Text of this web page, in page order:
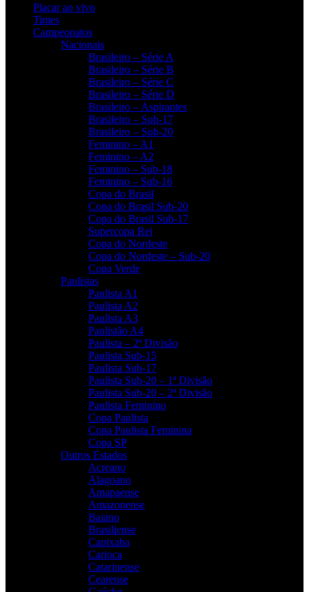
Placar ao vivo
Times
Campeonatos
Nacionais
Brasileiro – Série A
Brasileiro – Série B
Brasileiro – Série C
Brasileiro – Série D
Brasileiro – Aspirantes
Brasileiro – Sub-17
Brasileiro – Sub-20
Feminino – A1
Feminino – A2
Feminino – Sub-18
Feminino – Sub-16
Copa do Brasil
Copa do Brasil Sub-20
Copa do Brasil Sub-17
Supercopa Rei
Copa do Nordeste
Copa do Nordeste – Sub-20
Copa Verde
Paulistas
Paulista A1
Paulista A2
Paulista A3
Paulistão A4
Paulista – 2ª Divisão
Paulista Sub-15
Paulista Sub-17
Paulista Sub-20 – 1ª Divisão
Paulista Sub-20 – 2ª Divisão
Paulista Feminino
Copa Paulista
Copa Paulista Feminina
Copa SP
Outros Estados
Acreano
Alagoano
Amapaense
Amazonense
Baiano
Brasiliense
Capixaba
Carioca
Catarinense
Cearense